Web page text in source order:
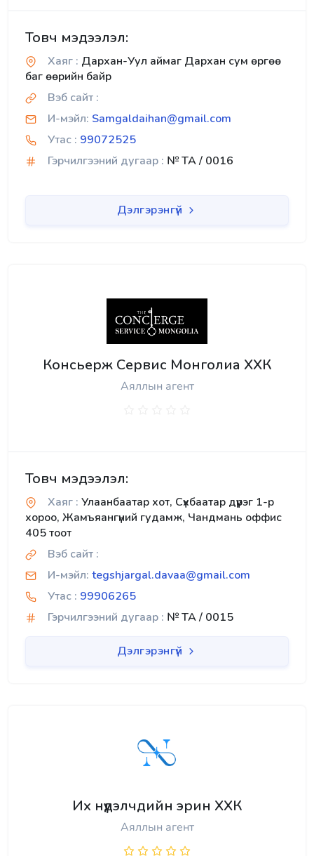
Товч мэдээлэл:
Хаяг : Дархан-Уул аймаг Дархан сум өргөө
баг өөрийн байр
Вэб сайт :
И-мэйл: Samgaldaihan@gmail.com
Утас : 99072525
Гэрчилгээний дугаар : № TA / 0016
Дэлгэрэнгүй
Консьерж Сервис Монголиа ХХК
Аяллын агент
Товч мэдээлэл:
Хаяг : Улаанбаатар хот, Сүхбаатар дүүрэг 1-р
хороо, Жамъяангүний гудамж, Чандмань оффис
405 тоот
Вэб сайт :
И-мэйл: tegshjargal.davaa@gmail.com
Утас : 99906265
Гэрчилгээний дугаар : № TA / 0015
Дэлгэрэнгүй
Их нүүдэлчдийн эрин ХХК
Аяллын агент